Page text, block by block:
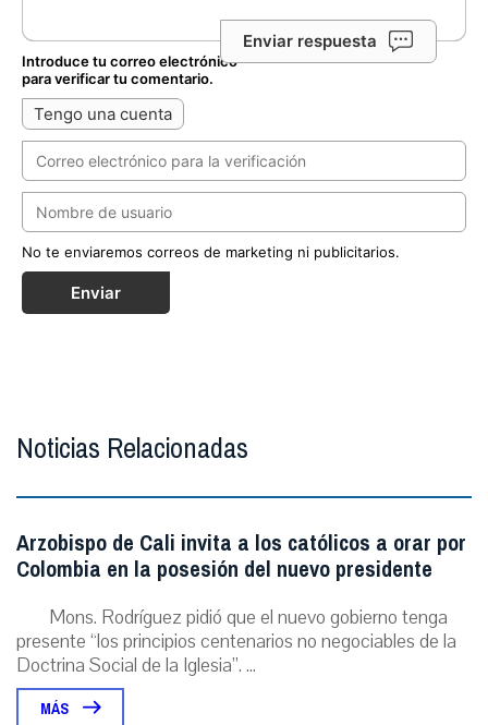
Enviar respuesta
Introduce tu correo electrónico
para verificar tu comentario.
Tengo una cuenta
No te enviaremos correos de marketing ni publicitarios.
Enviar
Noticias Relacionadas
Arzobispo de Cali invita a los católicos a orar por
Colombia en la posesión del nuevo presidente
Mons. Rodríguez pidió que el nuevo gobierno tenga
presente “los principios centenarios no negociables de la
Doctrina Social de la Iglesia”. ...
MÁS